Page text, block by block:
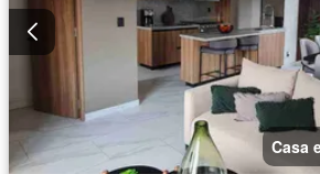
Casa